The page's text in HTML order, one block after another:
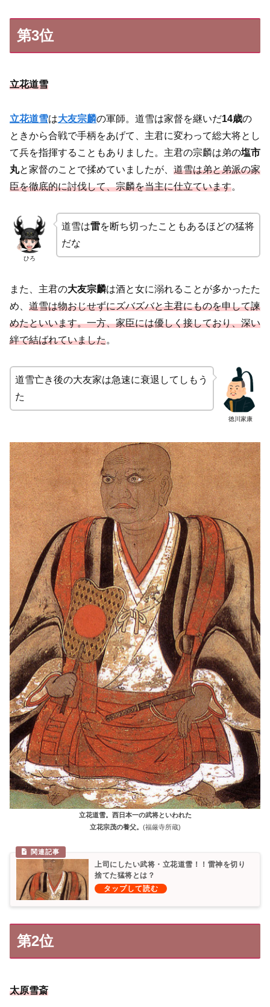
第3位
立花道雪
立花道雪は大友宗麟の軍師。道雪は家督を継いだ14歳の
ときから合戦で手柄をあげて、主君に変わって総大将とし
て兵を指揮することもありました。主君の宗麟は弟の塩市
丸と家督のことで揉めていましたが、 道雪は弟と弟派の家
臣を徹底的に討伐して、宗麟を当主に仕立ています。
ひろ
道雪は雷を断ち切ったこともあるほどの猛将
だな
また、主君の大友宗麟は酒と女に溺れることが多かったた
め、 道雪は物おじせずにズバズバと主君にものを申して諫
めたといいます。一方、家臣には優しく接しており、深い
絆で結ばれていました。
徳川家康
道雪亡き後の大友家は急速に衰退してしもう
た
立花道雪。西日本一の武将といわれた
立花宗茂の養父。 (福厳寺所蔵)
上司にしたい武将・立花道雪！！雷神を切り
捨てた猛将とは？
第2位
太原雪斎